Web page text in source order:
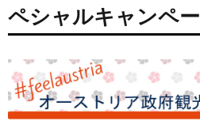
ペシャルキャンペ